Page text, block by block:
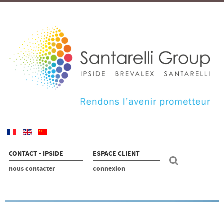
CONTACT - IPSIDE
nous contacter
ESPACE CLIENT
connexion